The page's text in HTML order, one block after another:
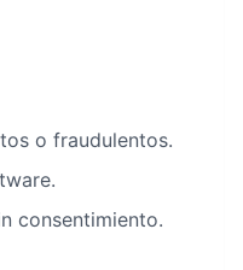
o fraudulentos.
consentimiento.